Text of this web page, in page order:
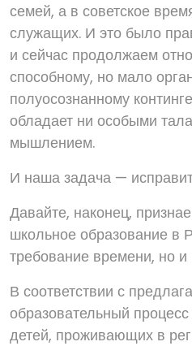
семей, а в советское
служащих. И это было
и сейчас продолжаем
способному, но мало
полуосознанному
обладает ни особыми
мышлением.
И наша задача —
Давайте, наконец,
школьное образование в
требование времени, но и
В соответствии с
образовательный
детей, проживающих в